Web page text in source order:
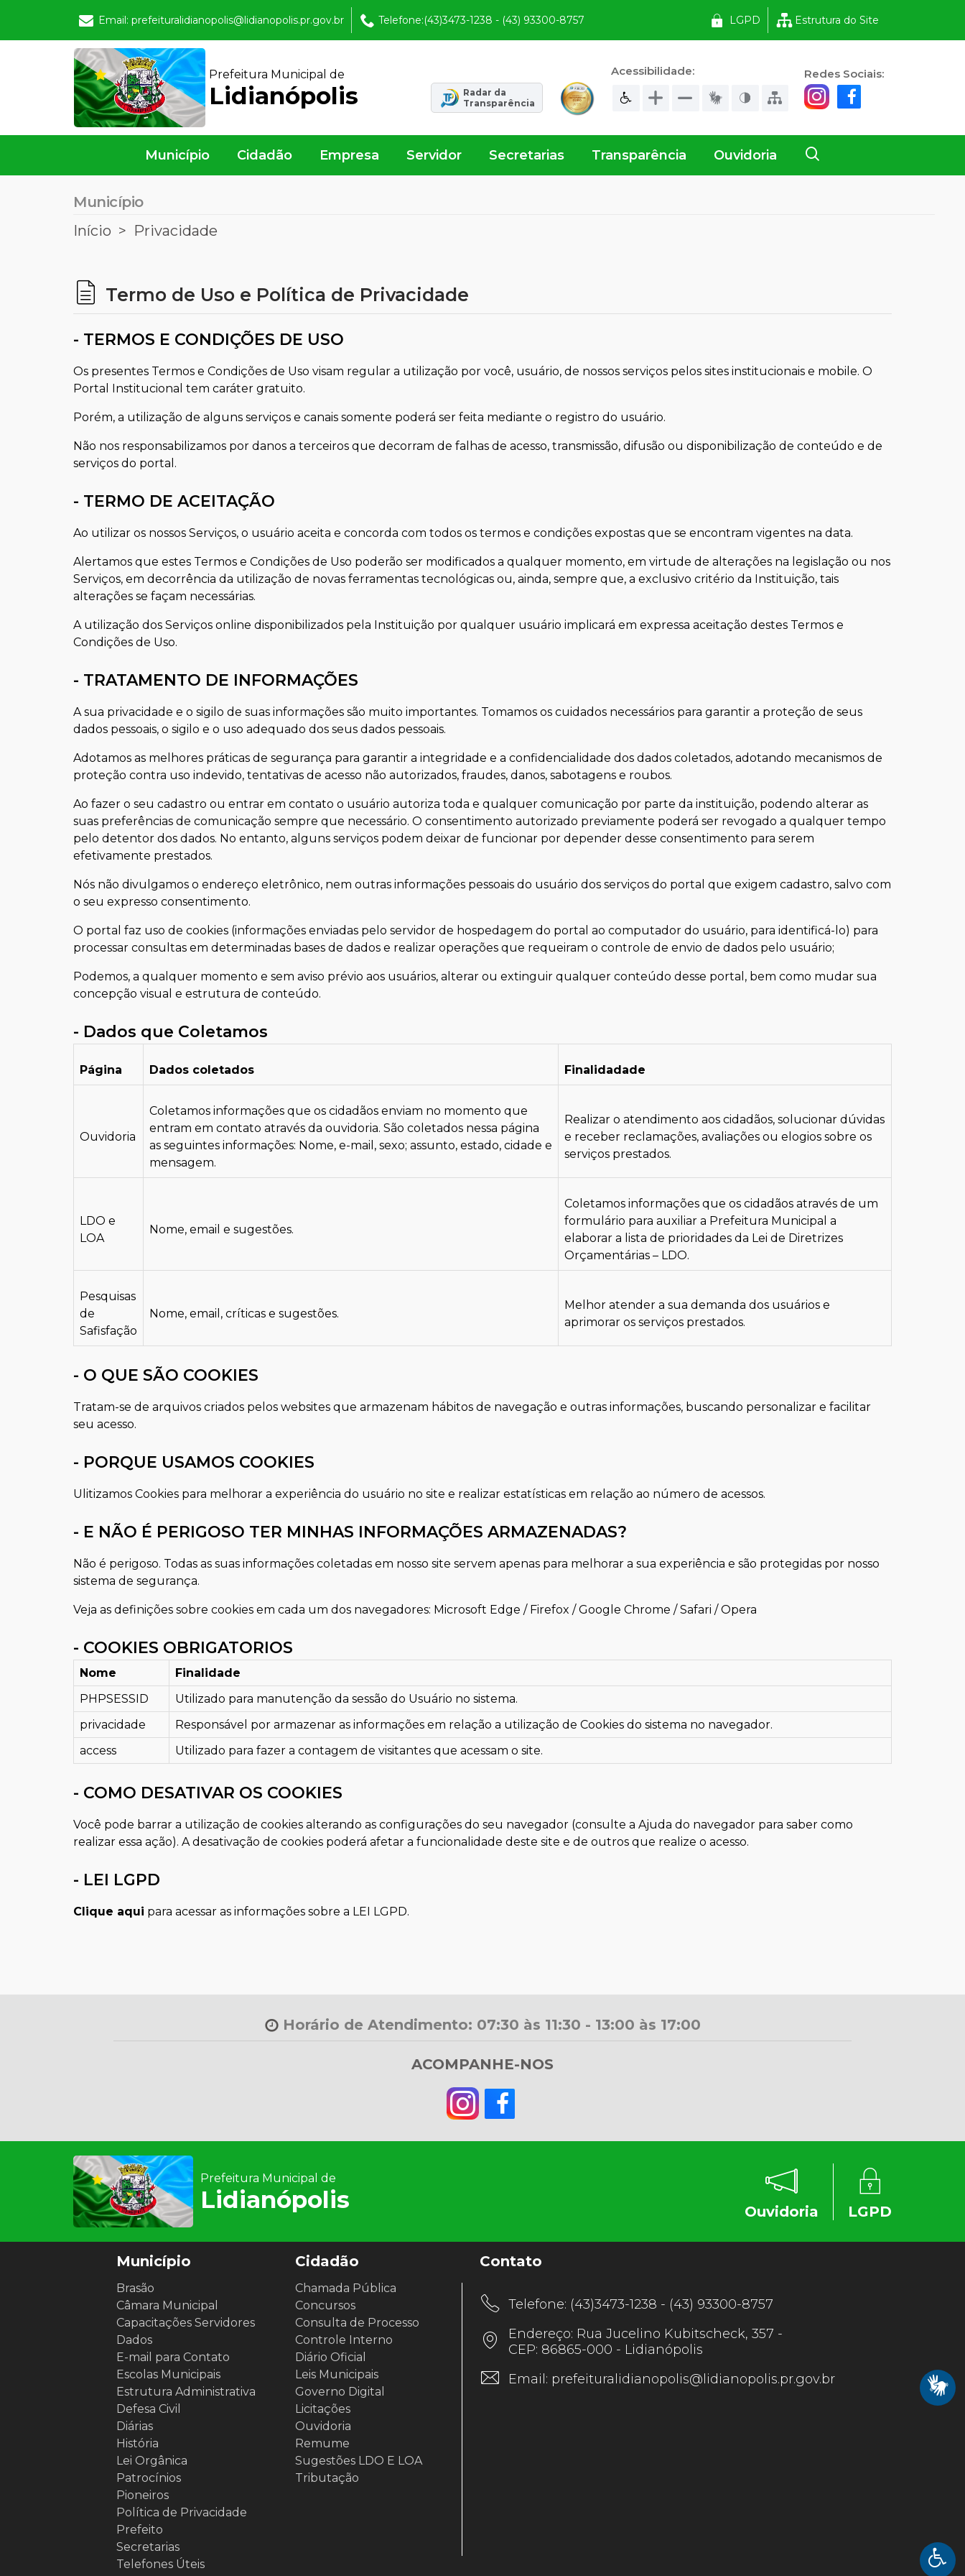
Email: prefeituralidianopolis@lidianopolis.pr.gov.br Telefone:(43)3473-1238 - (43) 93300-8757 LGPD Estrutura do Site
Prefeitura Municipal de
Lidianópolis
Radar da
Transparência
Acessibilidade: Redes Sociais:
Município Cidadão Empresa Servidor Secretarias Transparência Ouvidoria
Município
Início
Privacidade
Termo de Uso e Política de Privacidade
- TERMOS E CONDIÇÕES DE USO
Os presentes Termos e Condições de Uso visam regular a utilização por você, usuário, de nossos serviços pelos sites institucionais e mobile. O
Portal Institucional tem caráter gratuito.
Porém, a utilização de alguns serviços e canais somente poderá ser feita mediante o registro do usuário.
Não nos responsabilizamos por danos a terceiros que decorram de falhas de acesso, transmissão, difusão ou disponibilização de conteúdo e de
serviços do portal.
- TERMO DE ACEITAÇÃO
Ao utilizar os nossos Serviços, o usuário aceita e concorda com todos os termos e condições expostas que se encontram vigentes na data.
Alertamos que estes Termos e Condições de Uso poderão ser modificados a qualquer momento, em virtude de alterações na legislação ou nos
Serviços, em decorrência da utilização de novas ferramentas tecnológicas ou, ainda, sempre que, a exclusivo critério da Instituição, tais
alterações se façam necessárias.
A utilização dos Serviços online disponibilizados pela Instituição por qualquer usuário implicará em expressa aceitação destes Termos e
Condições de Uso.
- TRATAMENTO DE INFORMAÇÕES
A sua privacidade e o sigilo de suas informações são muito importantes. Tomamos os cuidados necessários para garantir a proteção de seus
dados pessoais, o sigilo e o uso adequado dos seus dados pessoais.
Adotamos as melhores práticas de segurança para garantir a integridade e a confidencialidade dos dados coletados, adotando mecanismos de
proteção contra uso indevido, tentativas de acesso não autorizados, fraudes, danos, sabotagens e roubos.
Ao fazer o seu cadastro ou entrar em contato o usuário autoriza toda e qualquer comunicação por parte da instituição, podendo alterar as
suas preferências de comunicação sempre que necessário. O consentimento autorizado previamente poderá ser revogado a qualquer tempo
pelo detentor dos dados. No entanto, alguns serviços podem deixar de funcionar por depender desse consentimento para serem
efetivamente prestados.
Nós não divulgamos o endereço eletrônico, nem outras informações pessoais do usuário dos serviços do portal que exigem cadastro, salvo com
o seu expresso consentimento.
O portal faz uso de cookies (informações enviadas pelo servidor de hospedagem do portal ao computador do usuário, para identificá-lo) para
processar consultas em determinadas bases de dados e realizar operações que requeiram o controle de envio de dados pelo usuário;
Podemos, a qualquer momento e sem aviso prévio aos usuários, alterar ou extinguir qualquer conteúdo desse portal, bem como mudar sua
concepção visual e estrutura de conteúdo.
- Dados que Coletamos
Página Dados coletados Finalidadade
Ouvidoria
Coletamos informações que os cidadãos enviam no momento que
entram em contato através da ouvidoria. São coletados nessa página
as seguintes informações: Nome, e-mail, sexo; assunto, estado, cidade e
mensagem.
Realizar o atendimento aos cidadãos, solucionar dúvidas
e receber reclamações, avaliações ou elogios sobre os
serviços prestados.
LDO e
LOA
Nome, email e sugestões.
Coletamos informações que os cidadãos através de um
formulário para auxiliar a Prefeitura Municipal a
elaborar a lista de prioridades da Lei de Diretrizes
Orçamentárias – LDO.
Pesquisas
de
Safisfação
Nome, email, críticas e sugestões.
Melhor atender a sua demanda dos usuários e
aprimorar os serviços prestados.
- O QUE SÃO COOKIES
Tratam-se de arquivos criados pelos websites que armazenam hábitos de navegação e outras informações, buscando personalizar e facilitar
seu acesso.
- PORQUE USAMOS COOKIES
Ulitizamos Cookies para melhorar a experiência do usuário no site e realizar estatísticas em relação ao número de acessos.
- E NÃO É PERIGOSO TER MINHAS INFORMAÇÕES ARMAZENADAS?
Não é perigoso. Todas as suas informações coletadas em nosso site servem apenas para melhorar a sua experiência e são protegidas por nosso
sistema de segurança.
Veja as definições sobre cookies em cada um dos navegadores: Microsoft Edge / Firefox /Google Chrome /Safari /Opera
- COOKIES OBRIGATORIOS
Nome
Finalidade
PHPSESSID
Utilizado para manutenção da sessão do Usuário no sistema.
privacidade
Responsável por armazenar as informações em relação a utilização de Cookies do sistema no navegador.
access
Utilizado para fazer a contagem de visitantes que acessam o site.
- COMO DESATIVAR OS COOKIES
Você pode barrar a utilização de cookies alterando as configurações do seu navegador (consulte a Ajuda do navegador para saber como
realizar essa ação). A desativação de cookies poderá afetar a funcionalidade deste site e de outros que realize o acesso.
- LEI LGPD
Clique aqui para acessar as informações sobre a LEI LGPD.
Horário de Atendimento: 07:30 às 11:30 - 13:00 às 17:00
ACOMPANHE-NOS
Prefeitura Municipal de
Lidianópolis Ouvidoria LGPD
Município
Brasão
Câmara Municipal
Capacitações Servidores
Dados
E-mail para Contato
Escolas Municipais
Estrutura Administrativa
Defesa Civil
Diárias
História
Lei Orgânica
Patrocínios
Pioneiros
Política de Privacidade
Prefeito
Secretarias
Telefones Úteis
Cidadão
Chamada Pública
Concursos
Consulta de Processo
Controle Interno
Diário Oficial
Leis Municipais
Governo Digital
Licitações
Ouvidoria
Remume
Sugestões LDO E LOA
Tributação
Contato
Telefone: (43)3473-1238 - (43) 93300-8757
Endereço: Rua Jucelino Kubitscheck, 357 -
CEP: 86865-000 - Lidianópolis
Email: prefeituralidianopolis@lidianopolis.pr.gov.br